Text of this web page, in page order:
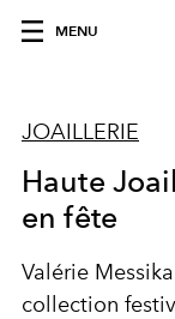
MENU
JOAILLERIE
Haute
en fête
Valérie
collection